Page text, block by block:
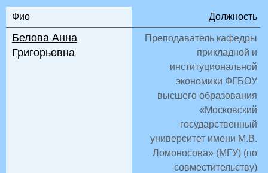
Фио Должность
Белова Анна
Григорьевна
Преподаватель кафедры
прикладной и
институциональной
экономики ФГБОУ
высшего образования
«Московский
государственный
университет имени М.В.
Ломоносова» (МГУ) (по
совместительству)